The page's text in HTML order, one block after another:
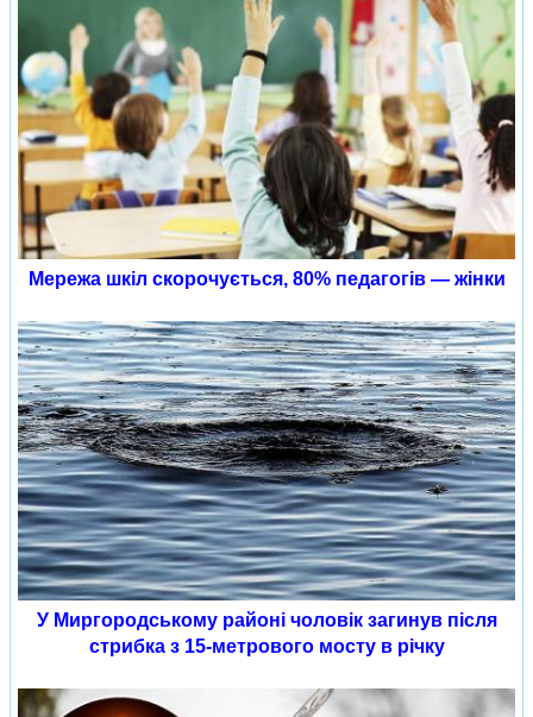
Мережа шкіл скорочується, 80% педагогів — жінки
У Миргородському районі чоловік загинув після
стрибка з 15-метрового мосту в річку